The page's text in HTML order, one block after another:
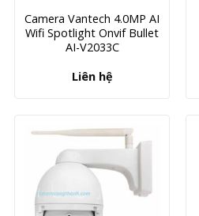
Camera Vantech 4.0MP AI
Wifi Spotlight Onvif Bullet
AI-V2033C
Liên hệ